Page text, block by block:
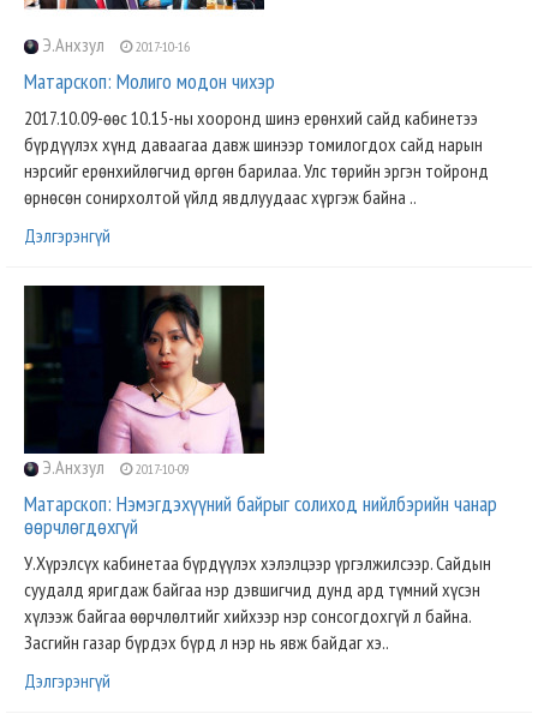
Э.Анхзул 2017-10-16
Матарскоп: Молиго модон чихэр
2017.10.09-өөс 10.15-ны хооронд шинэ ерөнхий сайд кабинетээ
бүрдүүлэх хүнд даваагаа давж шинээр томилогдох сайд нарын
нэрсийг ерөнхийлөгчид өргөн барилаа. Улс төрийн эргэн тойронд
өрнөсөн сонирхолтой үйлд явдлуудаас хүргэж байна ..
Дэлгэрэнгүй
Э.Анхзул 2017-10-09
Матарскоп: Нэмэгдэхүүний байрыг солиход нийлбэрийн чанар
өөрчлөгдөхгүй
У.Хүрэлсүх кабинетаа бүрдүүлэх хэлэлцээр үргэлжилсээр. Сайдын
суудалд яригдаж байгаа нэр дэвшигчид дунд ард түмний хүсэн
хүлээж байгаа өөрчлөлтийг хийхээр нэр сонсогдохгүй л байна.
Засгийн газар бүрдэх бүрд л нэр нь явж байдаг хэ..
Дэлгэрэнгүй